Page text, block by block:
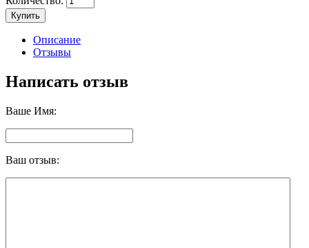
Купить
Описание
Отзывы
Написать отзыв
Ваше Имя:
Ваш отзыв: